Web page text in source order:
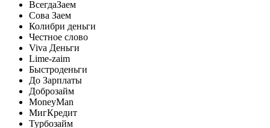
ВсегдаЗаем
Сова Заем
Колибри деньги
Честное слово
Viva Деньги
Lime-zaim
Быстроденьги
До Зарплаты
Доброзайм
MoneyMan
МигКредит
Турбозайм